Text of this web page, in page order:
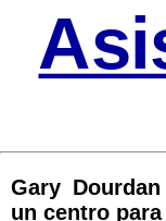
Gary
un centro